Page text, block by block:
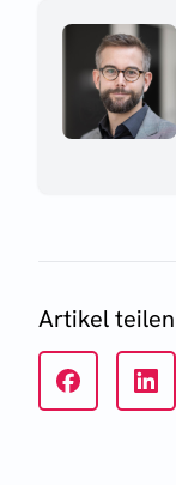
Artikel teilen